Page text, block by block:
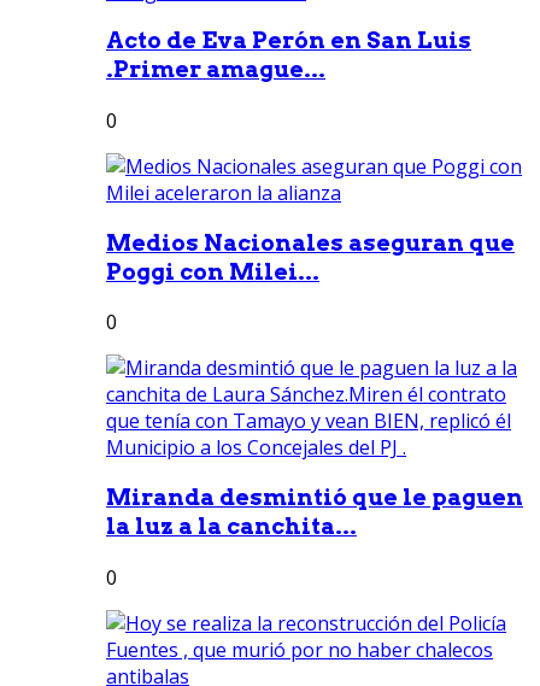
Acto de Eva Perón en San Luis
.Primer amague...
0
Medios Nacionales aseguran que
Poggi con Milei...
0
Miranda desmintió que le paguen
la luz a la canchita...
0